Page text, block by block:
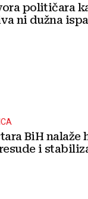
političara
ni dužna
BiH nalaže
i